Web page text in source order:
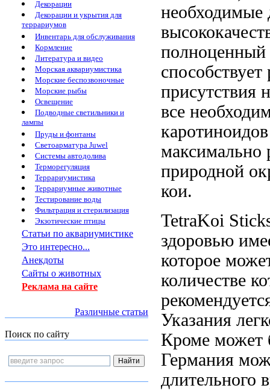
Декорации
Декорации и укрытия для
террариумов
Инвентарь для обслуживания
Кормление
Литература и видео
Морская аквариумистика
Морские беспозвоночные
Морские рыбы
Освещение
Подводные светильники и
лампы
Пруды и фонтаны
Светоарматура Juwel
Системы автодолива
Терморегуляция
Террариумистика
Террариумные животные
Тестирование воды
Фильтрация и стерилизация
Экзотические птицы
Статьи по аквариумистике
Это интересно...
Анекдоты
Сайты о животных
Реклама на сайте
Различные статьи
Поиск по сайту
необходимые
полноценный
способствует
присутствия
все
максимально
природной
кои.
TetraKoi
здоровью
которое
количестве
Указания
Кроме может
Германия
длительного